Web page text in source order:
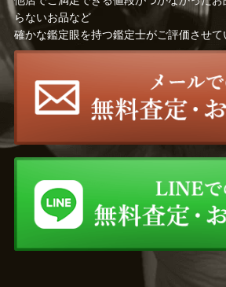
らないお品など
確かな鑑定眼を持つ鑑定士がご評価させて